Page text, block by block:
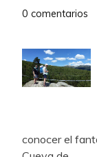
0 comentarios
conocer el